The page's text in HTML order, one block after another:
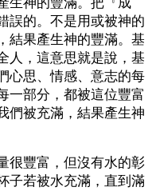
誤的。不是用或被神的
結果產生神的豐滿。基
人，這意思就是說，基
心思、情感、意志的每
一部分，都被這位豐富
們被充滿，結果產生神
很豐富，但沒有水的彰
子若被水充滿，直到滿